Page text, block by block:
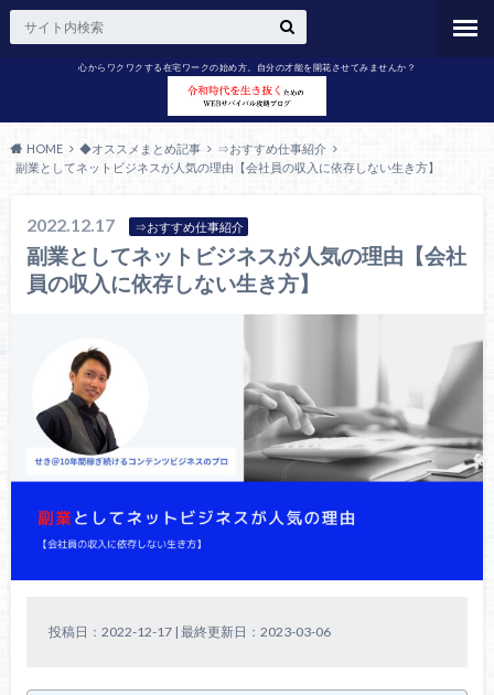
心からワクワクする在宅ワークの始め方。自分の才能を開花させてみませんか？
HOME ◆オススメまとめ記事
⇒おすすめ仕事紹介
副業としてネットビジネスが人気の理由【会社員の収入に依存しない生き方】
2022.12.17 ⇒おすすめ仕事紹介
副業としてネットビジネスが人気の理由【会社
員の収入に依存しない生き方】
投稿日：2022-12-17 | 最終更新日：2023-03-06